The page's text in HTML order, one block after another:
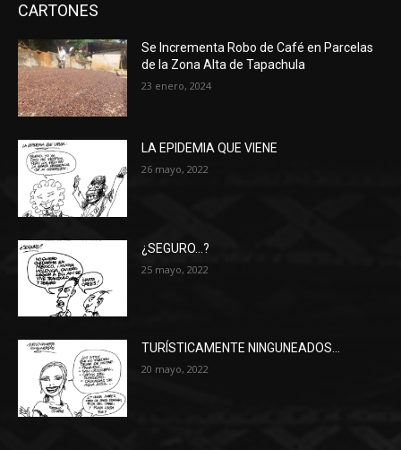
CARTONES
Se Incrementa Robo de Café en Parcelas
de la Zona Alta de Tapachula
23 enero, 2024
LA EPIDEMIA QUE VIENE
26 mayo, 2022
¿SEGURO…?
25 mayo, 2022
TURÍSTICAMENTE NINGUNEADOS…
20 mayo, 2022